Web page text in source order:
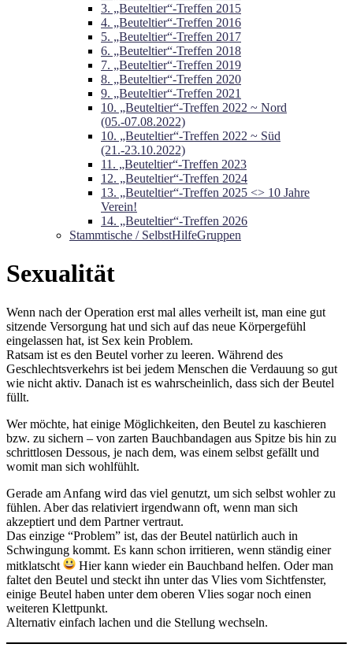
3. „Beuteltier“-Treffen 2015
4. „Beuteltier“-Treffen 2016
5. „Beuteltier“-Treffen 2017
6. „Beuteltier“-Treffen 2018
7. „Beuteltier“-Treffen 2019
8. „Beuteltier“-Treffen 2020
9. „Beuteltier“-Treffen 2021
10. „Beuteltier“-Treffen 2022 ~ Nord
(05.-07.08.2022)
10. „Beuteltier“-Treffen 2022 ~ Süd
(21.-23.10.2022)
11. „Beuteltier“-Treffen 2023
12. „Beuteltier“-Treffen 2024
13. „Beuteltier“-Treffen 2025 <> 10 Jahre
Verein!
14. „Beuteltier“-Treffen 2026
Stammtische / SelbstHilfeGruppen
Sexualität
Wenn nach der Operation erst mal alles verheilt ist, man eine gut
sitzende Versorgung hat und sich auf das neue Körpergefühl
eingelassen hat, ist Sex kein Problem.
Ratsam ist es den Beutel vorher zu leeren. Während des
Geschlechtsverkehrs ist bei jedem Menschen die Verdauung so gut
wie nicht aktiv. Danach ist es wahrscheinlich, dass sich der Beutel
füllt.
Wer möchte, hat einige Möglichkeiten, den Beutel zu kaschieren
bzw. zu sichern – von zarten Bauchbandagen aus Spitze bis hin zu
schrittlosen Dessous, je nach dem, was einem selbst gefällt und
womit man sich wohlfühlt.
Gerade am Anfang wird das viel genutzt, um sich selbst wohler zu
fühlen. Aber das relativiert irgendwann oft, wenn man sich
akzeptiert und dem Partner vertraut.
Das einzige “Problem” ist, das der Beutel natürlich auch in
Schwingung kommt. Es kann schon irritieren, wenn ständig einer
mitklatscht
Hier kann wieder ein Bauchband helfen. Oder man
faltet den Beutel und steckt ihn unter das Vlies vom Sichtfenster,
einige Beutel haben unter dem oberen Vlies sogar noch einen
weiteren Klettpunkt.
Alternativ einfach lachen und die Stellung wechseln.